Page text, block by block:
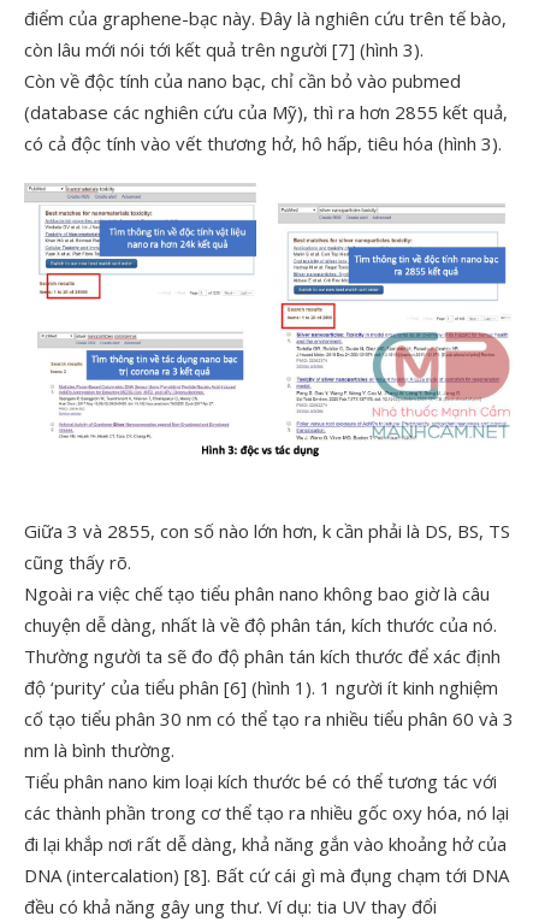
điểm của graphene-bạc này. Đây là nghiên cứu trên tế bào,
còn lâu mới nói tới kết quả trên người [7] (hình 3).
Còn về độc tính của nano bạc, chỉ cần bỏ vào pubmed
(database các nghiên cứu của Mỹ), thì ra hơn 2855 kết quả,
có cả độc tính vào vết thương hở, hô hấp, tiêu hóa (hình 3).
Giữa 3 và 2855, con số nào lớn hơn, k cần phải là DS, BS, TS
cũng thấy rõ.
Ngoài ra việc chế tạo tiểu phân nano không bao giờ là câu
chuyện dễ dàng, nhất là về độ phân tán, kích thước của nó.
Thường người ta sẽ đo độ phân tán kích thước để xác định
độ ‘purity’ của tiểu phân [6] (hình 1). 1 người ít kinh nghiệm
cố tạo tiểu phân 30 nm có thể tạo ra nhiều tiểu phân 60 và 3
nm là bình thường.
Tiểu phân nano kim loại kích thước bé có thể tương tác với
các thành phần trong cơ thể tạo ra nhiều gốc oxy hóa, nó lại
đi lại khắp nơi rất dễ dàng, khả năng gắn vào khoảng hở của
DNA (intercalation) [8]. Bất cứ cái gì mà đụng chạm tới DNA
đều có khả năng gây ung thư. Ví dụ: tia UV thay đổi